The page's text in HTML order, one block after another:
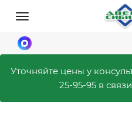
Уточняйте цены у
25-95-95 в